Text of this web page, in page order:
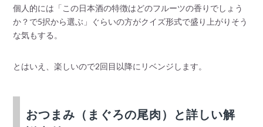
個人的には「この日本酒の特徴はどのフルーツの香りでしょう
か？で5択から選ぶ」ぐらいの方がクイズ形式で盛り上がりそう
な気もする。
とはいえ、楽しいので2回目以降にリベンジします。
おつまみ（まぐろの尾肉）と詳しい解